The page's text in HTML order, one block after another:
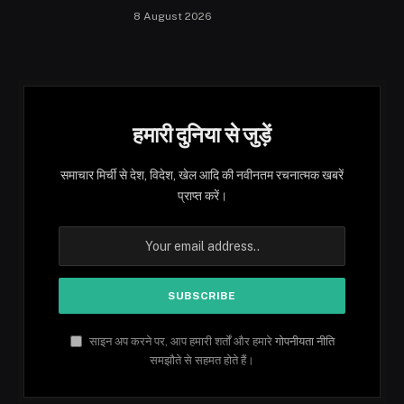
8 August 2026
हमारी दुनिया से जुड़ें
समाचार मिर्ची से देश, विदेश, खेल आदि की नवीनतम रचनात्मक खबरें
प्राप्त करें।
साइन अप करने पर, आप हमारी शर्तों और हमारे गोपनीयता नीति
समझौते से सहमत होते हैं।